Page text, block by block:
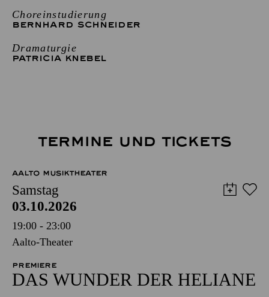
Choreinstudierung
BERNHARD SCHNEIDER
Dramaturgie
PATRICIA KNEBEL
TERMINE UND TICKETS
AALTO MUSIKTHEATER
Samstag
03.10.2026
19:00 - 23:00
Aalto-Theater
PREMIERE
DAS WUNDER DER HELIANE